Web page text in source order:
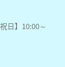
日】10:00～